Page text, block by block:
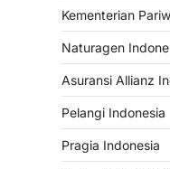
Kementerian
Naturagen
Asuransi Allianz
Pelangi Indonesia
Pragia Indonesia